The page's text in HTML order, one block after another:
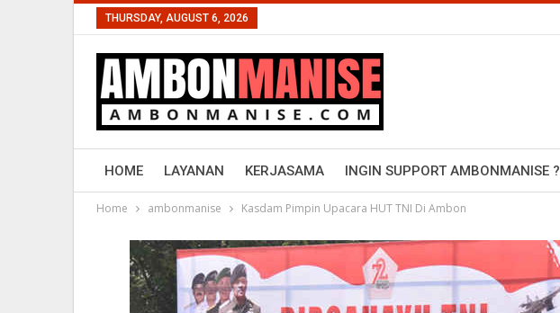
THURSDAY, AUGUST 6, 2026
HOME LAYANAN KERJASAMA INGIN SUPPORT AMBONMANISE ?
Home ambonmanise Kasdam Pimpin Upacara HUT TNI Di Ambon